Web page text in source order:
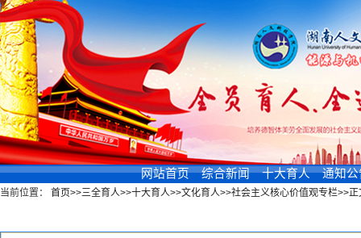
网站首页 综合新闻 十大育人 通知公
当前位置： 首页>>三全育人>>十大育人>>文化育人>>社会主义核心价值观专栏>>正